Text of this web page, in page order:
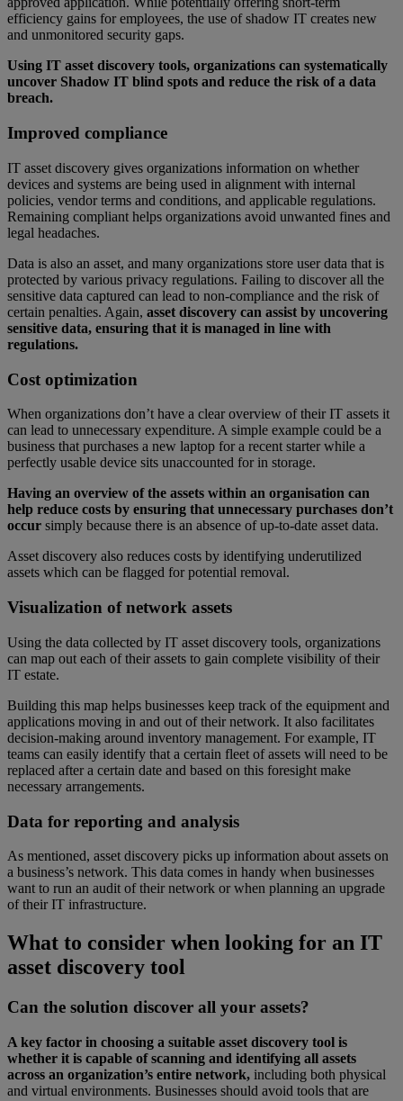
efficiency gains for employees, the use of shadow IT creates new
and unmonitored security gaps.
Using IT asset discovery tools, organizations can systematically
uncover Shadow IT blind spots and reduce the risk of a data
breach.
Improved compliance
IT asset discovery gives organizations information on whether
devices and systems are being used in alignment with internal
policies, vendor terms and conditions, and applicable regulations.
Remaining compliant helps organizations avoid unwanted fines and
legal headaches.
Data is also an asset, and many organizations store user data that is
protected by various privacy regulations. Failing to discover all the
sensitive data captured can lead to non-compliance and the risk of
certain penalties. Again, asset discovery can assist by uncovering
sensitive data, ensuring that it is managed in line with
regulations.
Cost optimization
When organizations don’t have a clear overview of their IT assets it
can lead to unnecessary expenditure. A simple example could be a
business that purchases a new laptop for a recent starter while a
perfectly usable device sits unaccounted for in storage.
Having an overview of the assets within an organisation can
help reduce costs by ensuring that unnecessary purchases don’t
occur simply because there is an absence of up-to-date asset data.
Asset discovery also reduces costs by identifying underutilized
assets which can be flagged for potential removal.
Visualization of network assets
Using the data collected by IT asset discovery tools, organizations
can map out each of their assets to gain complete visibility of their
IT estate.
Building this map helps businesses keep track of the equipment and
applications moving in and out of their network. It also facilitates
decision-making around inventory management. For example, IT
teams can easily identify that a certain fleet of assets will need to be
replaced after a certain date and based on this foresight make
necessary arrangements.
Data for reporting and analysis
As mentioned, asset discovery picks up information about assets on
a business’s network. This data comes in handy when businesses
want to run an audit of their network or when planning an upgrade
of their IT infrastructure.
What to consider when looking for an IT
asset discovery tool
Can the solution discover all your assets?
A key factor in choosing a suitable asset discovery tool is
whether it is capable of scanning and identifying all assets
across an organization’s entire network, including both physical
and virtual environments. Businesses should avoid tools that are